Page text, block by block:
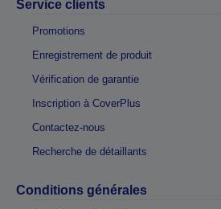
Service clients
Promotions
Enregistrement de produit
Vérification de garantie
Inscription à CoverPlus
Contactez-nous
Recherche de détaillants
Conditions générales